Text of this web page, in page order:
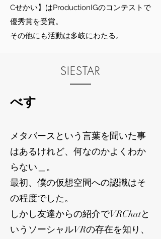
Cせかい】はProductionIGのコンテストで
優秀賞を受賞。
​その他にも活動は多岐にわたる。
SIESTAR
べす
メタバースという言葉を聞いた事
はあるけれど、何なのかよくわか
らない＿。
最初、僕の仮想空間への認識はそ
の程度でした。
しかし友達からの紹介でVRChatと
いうソーシャルVRの存在を知り、